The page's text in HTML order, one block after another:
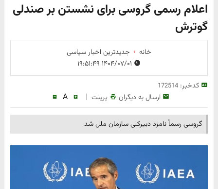
اعلام رسمی گروسی برای نشستن بر صندلی
گوترش
خانه
جدیدترین اخبار سیاسی
کدخبر:172514
ارسال به دیگران پرینت |
A
گروسی رسماً نامزد دبیرکلی سازمان ملل شد